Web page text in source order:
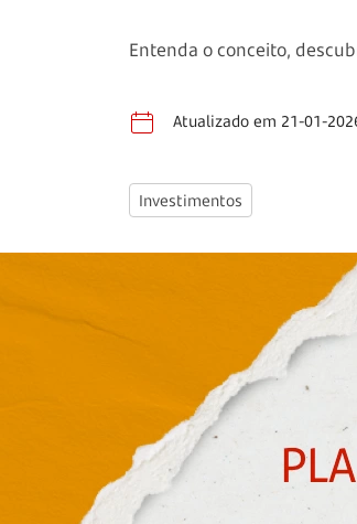
Entenda o conceito,
Atualizado em 21-01-
Investimentos